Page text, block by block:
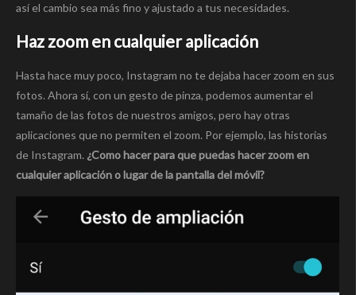
así el cambio sea más fino y ajustado a tus necesidades.
Haz zoom en cualquier aplicación
Hasta hace muy poco, Instagram no te dejaba hacer zoom en sus
fotos. Ahora sí, con un gesto de pinza, podemos aumentar el
tamaño de las fotos de nuestros amigos, pero hay otras
aplicaciones que no permiten el zoom. Por ejemplo, las historias
de Instagram. ¿Como hacer para que puedas hacer zoom en
cualquier aplicación o lugar de la pantalla del móvil?